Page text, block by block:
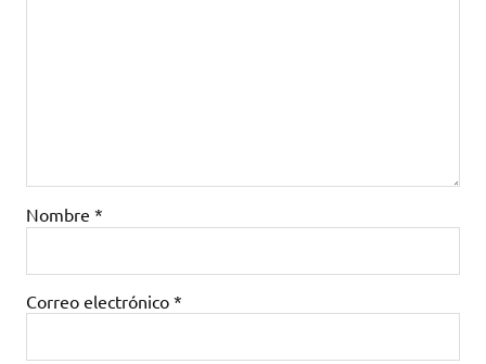
Nombre *
Correo electrónico *